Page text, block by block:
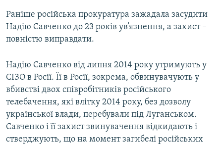
Раніше російська прокуратура зажадала засудити
Надію Савченко до 23 років ув’язнення, а захист –
повністю виправдати.
Надію Савченко від липня 2014 року утримують у
СІЗО в Росії. Її в Росії, зокрема, обвинувачують у
вбивстві двох співробітників російського
телебачення, які влітку 2014 року, без дозволу
української влади, перебували під Луганськом.
Савченко і її захист звинувачення відкидають і
стверджують, що на момент загибелі російських